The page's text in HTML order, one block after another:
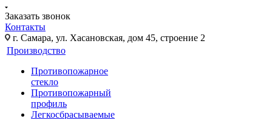
Заказать звонок
Контакты
г. Самара, ул. Хасановская, дом 45, строение 2
Производство
Противопожарное
стекло
Противопожарный
профиль
Легкосбрасываемые